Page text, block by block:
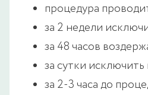
процедура
за 2 недели
за 48 часов
за сутки
за 2-3 часа до